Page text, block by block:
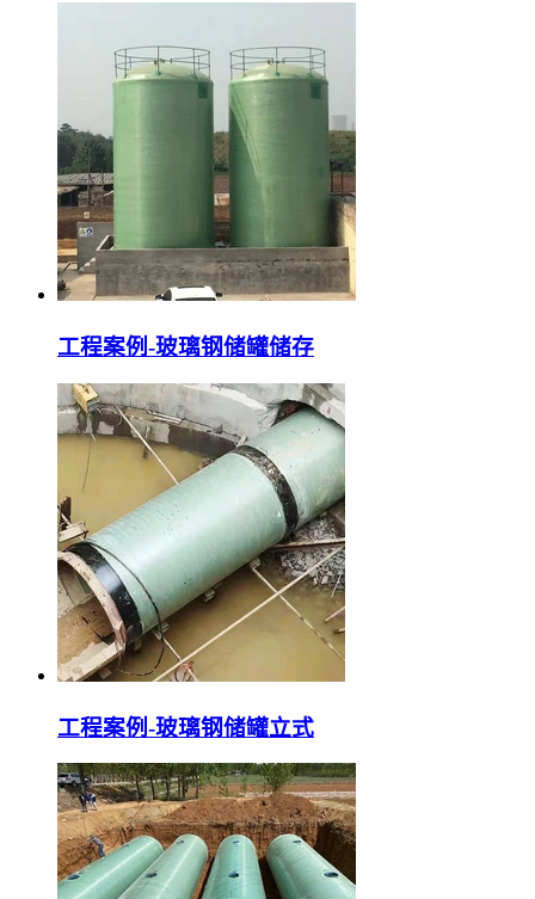
工程案例-玻璃钢储罐储存
工程案例-玻璃钢储罐立式